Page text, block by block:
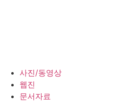
사진/동영상
웹진
문서자료